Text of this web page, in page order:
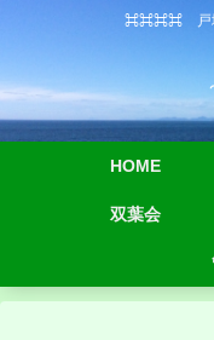
⌘⌘⌘⌘ 戸
HOME
双葉会